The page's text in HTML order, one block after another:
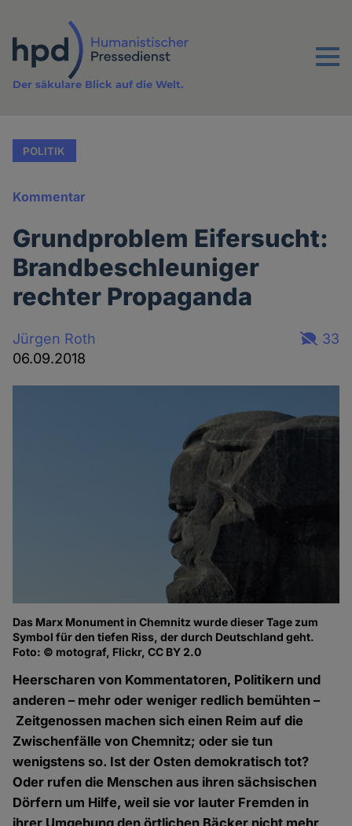
Inhalt
Menu
Der säkulare Blick auf die Welt.
POLITIK
Kommentar
Grundproblem Eifersucht:
Brandbeschleuniger
rechter Propaganda
Jürgen Roth
06.09.2018
33
Das Marx Monument in Chemnitz wurde dieser Tage zum
Symbol für den tiefen Riss, der durch Deutschland geht.
Foto: © motograf, Flickr, CC BY 2.0
Heerscharen von Kommentatoren, Politikern und
anderen – mehr oder weniger redlich bemühten –
Zeitgenossen machen sich einen Reim auf die
Zwischenfälle von Chemnitz; oder sie tun
wenigstens so. Ist der Osten demokratisch tot?
Oder rufen die Menschen aus ihren sächsischen
Dörfern um Hilfe, weil sie vor lauter Fremden in